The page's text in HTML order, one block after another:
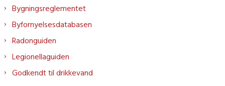
Bygningsreglementet
Byfornyelsesdatabasen
Radonguiden
Legionellaguiden
Godkendt til drikkevand